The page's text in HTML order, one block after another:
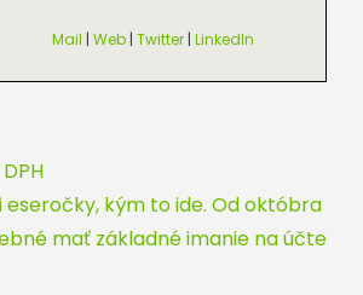
Mail | Web | Twitter | LinkedIn
eseročky, kým to ide. Od októbra
mať základné imanie na účte